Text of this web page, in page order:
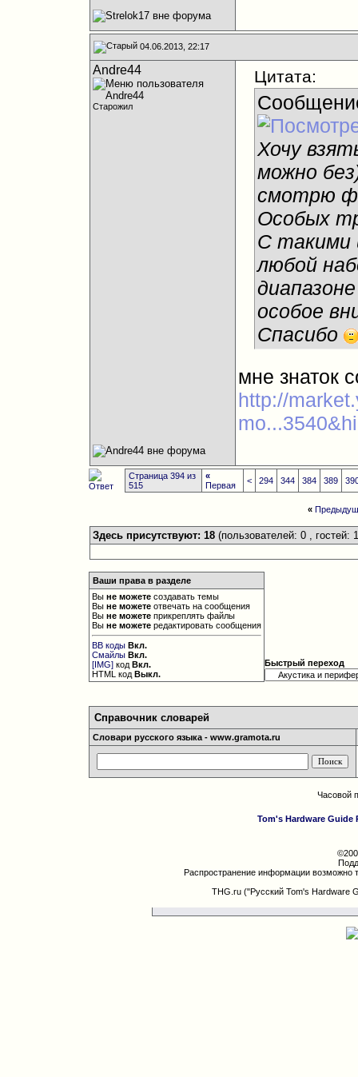
04.06.2013, 22:17
Andre44
Старожил
Цитата:
Хочу
можно
смотрю
Особых
С такими
любой
особое
Спасибо
мне знаток
http://
Страница 394 из
515
«
Первая
< 294 344 384 389
«
Здесь присутствуют: 18 (пользователей: 0 , гостей:
Ваши права в разделе
Выне можете создавать темы
Выне можете отвечать на сообщения
Выне можете прикреплять файлы
Выне можете редактировать сообщения
BB коды Вкл.
Смайлы Вкл.
[IMG] кодВкл.
HTML кодВыкл.
Быстрый переход
Справочник словарей
Словари русского языка - www.gramota.ru
Часовой
Tom's Hardware Guide
Распространение информации возможно
THG.ru ("Русский Tom's Hardware